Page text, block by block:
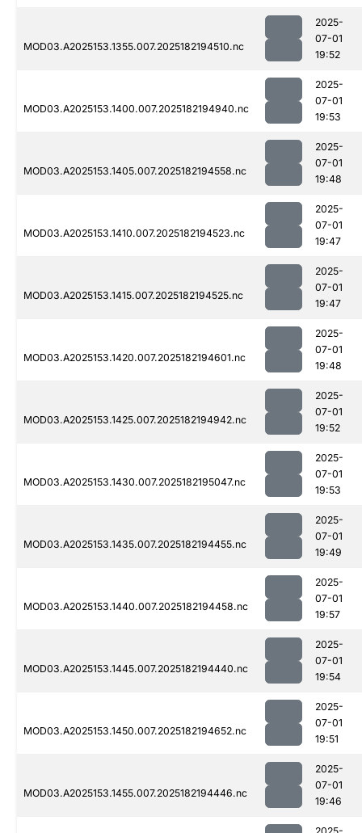
MOD03.A2025153.1355.007.2025182194510.nc
2025-
07-01
19:52
MOD03.A2025153.1400.007.2025182194940.nc
2025-
07-01
19:53
MOD03.A2025153.1405.007.2025182194558.nc
2025-
07-01
19:48
MOD03.A2025153.1410.007.2025182194523.nc
2025-
07-01
19:47
MOD03.A2025153.1415.007.2025182194525.nc
2025-
07-01
19:47
MOD03.A2025153.1420.007.2025182194601.nc
2025-
07-01
19:48
MOD03.A2025153.1425.007.2025182194942.nc
2025-
07-01
19:52
MOD03.A2025153.1430.007.2025182195047.nc
2025-
07-01
19:53
MOD03.A2025153.1435.007.2025182194455.nc
2025-
07-01
19:49
MOD03.A2025153.1440.007.2025182194458.nc
2025-
07-01
19:57
MOD03.A2025153.1445.007.2025182194440.nc
2025-
07-01
19:54
MOD03.A2025153.1450.007.2025182194652.nc
2025-
07-01
19:51
MOD03.A2025153.1455.007.2025182194446.nc
2025-
07-01
19:46